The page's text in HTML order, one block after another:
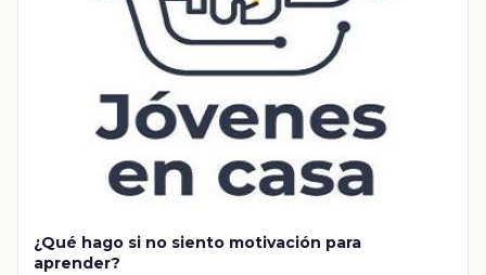
¿Qué hago si no siento motivación para
aprender?